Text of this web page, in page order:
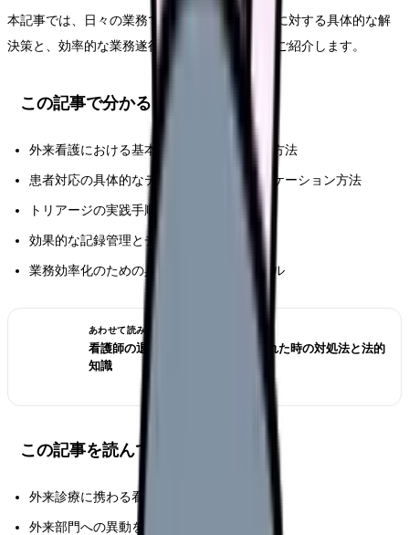
本記事では、日々の業務で直面する様々な課題に対する具体的な解
決策と、効率的な業務遂行のためのポイントをご紹介します。
この記事で分かること
外来看護における基本業務の効率的な実践方法
患者対応の具体的なテクニックとコミュニケーション方法
トリアージの実践手順と判断基準
効果的な記録管理とチーム連携の方法
業務効率化のための具体的なヒントとツール
あわせて読みたい
看護師の退職交渉術｜引き止められた時の対処法と法的
知識
この記事を読んでほしい人
外来診療に携わる看護師の方
外来部門への異動を控えている看護師の方